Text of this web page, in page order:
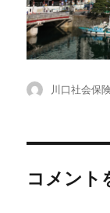
投
川口社会保
コメント